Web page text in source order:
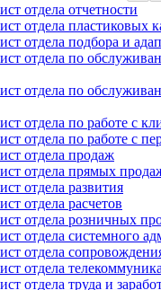
отдела отчетности
отдела пластиковых
отдела подбора и
отдела по
отдела по
отдела по работе с
отдела по работе с
отдела продаж
отдела прямых
отдела развития
отдела расчетов
отдела розничных
отдела системного
отдела
отдела
отдела труда и